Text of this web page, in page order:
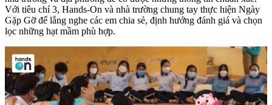
Với tiêu chí 3, Hands-On và nhà trường chung tay thực hiện Ngày
Gặp Gỡ để lắng nghe các em chia sẻ, định hướng đánh giá và chọn
lọc những hạt mầm phù hợp.